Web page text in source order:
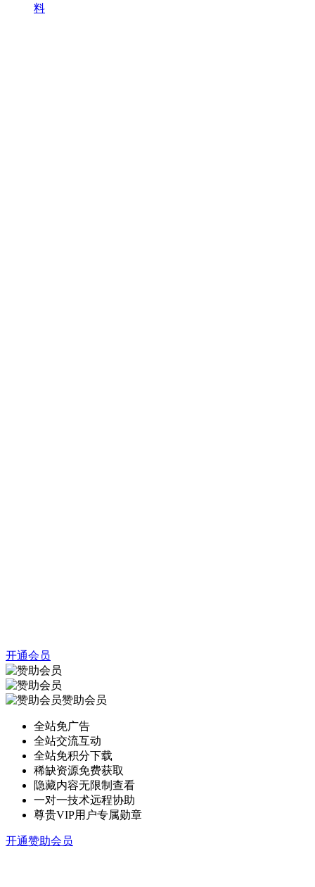
料
开通会员
赞助会员
全站免广告
全站交流互动
全站免积分下载
稀缺资源免费获取
隐藏内容无限制查看
一对一技术远程协助
尊贵VIP用户专属勋章
开通赞助会员